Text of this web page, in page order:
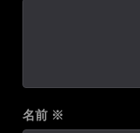
名前 ※